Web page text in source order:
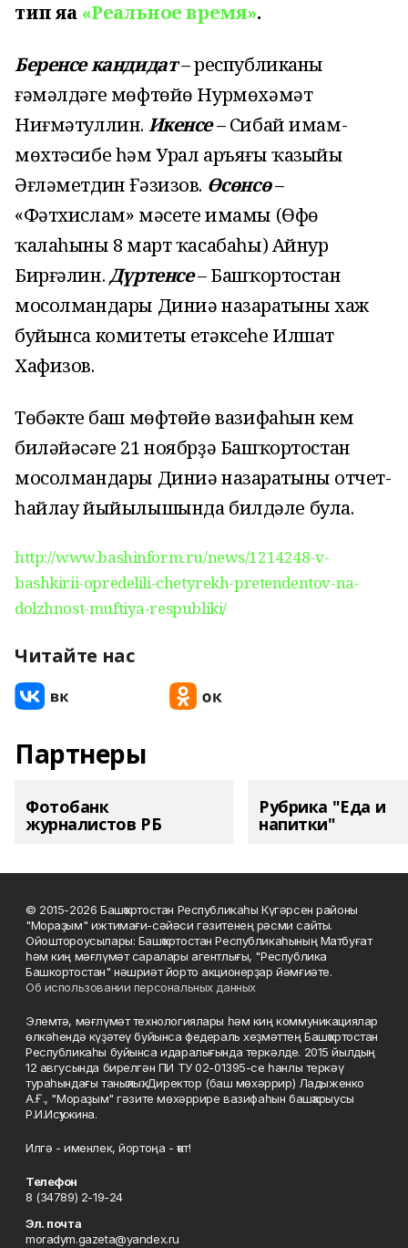
тип яҙа «Реальное время».
Беренсе кандидат– республиканың
ғәмәлдәге мөфтөйө Нурмөхәмәт
Ниғмәтуллин. Икенсе– Сибай имам-
мөхтәсибе һәм Урал аръяғы ҡазыйы
Әғләметдин Ғәзизов. Өсөнсө–
«Фәтхислам» мәсете имамы (Өфө
ҡалаһының 8 март ҡасабаһы) Айнур
Бирғәлин.Дүртенсе– Башҡортостан
мосолмандары Диниә назаратының хаж
буйынса комитеты етәксеһе Илшат
Хафизов.
Төбәктең баш мөфтөйө вазифаһын кем
биләйәсәге 21 ноябрҙә Башҡортостан
мосолмандары Диниә назаратының отчет-
һайлау йыйылышында билдәле була.
http://www.bashinform.ru/news/1214248-v-
bashkirii-opredelili-chetyrekh-pretendentov-na-
dolzhnost-muftiya-respubliki/
Читайте нас
Партнеры
Фотобанк
журналистов РБ
Рубрика "Еда и
напитки"
© 2015-2026 Башҡортостан Республикаһы Күгәрсен районы
"Мораҙым" ижтимағи-сәйәси гәзитенең рәсми сайты.
Ойоштороусылары: Башҡортостан Республикаһының Матбуғат
һәм киң мәғлүмәт саралары агентлығы, "Республика
Башкортостан" нәшриәт йорто акционерҙар йәмғиәте.
Об использовании персональных данных
Элемтә, мәғлүмәт технологиялары һәм киң коммуникациялар
өлкәһендә күҙәтеү буйынса федераль хеҙмәттең Башҡортостан
Республикаһы буйынса идаралығында теркәлде. 2015 йылдың
12 авгусында бирелгән ПИ ТУ 02-01395-се һанлы теркәү
тураһындағы таныҡлыҡ. Директор (баш мөхәррир) Ладыженко
А.Ғ., "Мораҙым" гәзите мөхәррире вазифаһын башҡарыусы
Р.И.Исҡужина.
Илгә - именлек, йортоңа - ҡот!
Телефон
8 (34789) 2-19-24
Эл. почта
moradym.gazeta@yandex.ru